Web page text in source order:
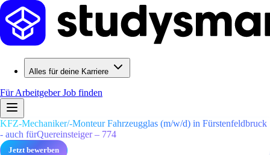
Alles für deine Karriere
Für ArbeitgeberJob finden
KFZ-Mechaniker/-Monteur Fahrzeugglas (m/w/d) in Fürstenfeldbruck
- auch fürQuereinsteiger – 774
Jetzt bewerben